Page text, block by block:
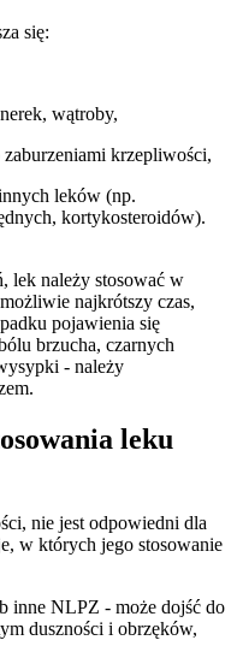
się:
wątroby,
krzepliwości,
leków (np.
kortykosteroidów).
lek należy stosować w
najkrótszy czas,
pojawienia się
brzucha, czarnych
- należy
leku
nie jest odpowiedni dla
w których jego stosowanie
inne NLPZ - może dojść do
duszności i obrzęków,